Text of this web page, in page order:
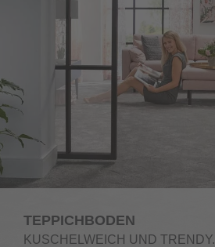
TEPPICHBODEN
KUSCHELWEICH UND TRENDY.